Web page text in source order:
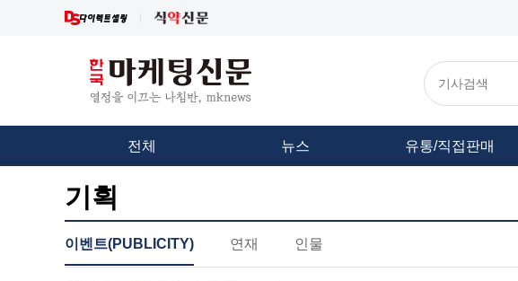
전체 뉴스 유통/직접판매
기획
이벤트(PUBLICITY) 연재 인물